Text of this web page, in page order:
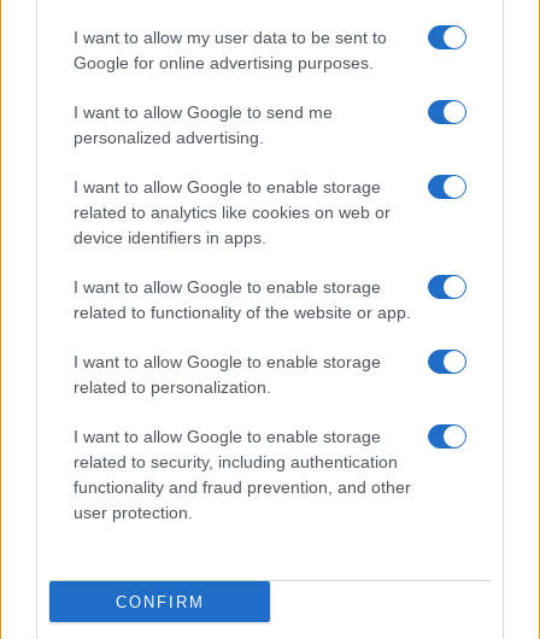
I want to allow my user data to be sent to
Google for online advertising purposes.
I want to allow Google to send me
personalized advertising.
I want to allow Google to enable storage
related to analytics like cookies on web or
device identifiers in apps.
I want to allow Google to enable storage
related to functionality of the website or app.
I want to allow Google to enable storage
related to personalization.
I want to allow Google to enable storage
related to security, including authentication
functionality and fraud prevention, and other
user protection.
CONFIRM
tracker giusto
Camilla Fiore · 8 Ago 2026
FITNESS